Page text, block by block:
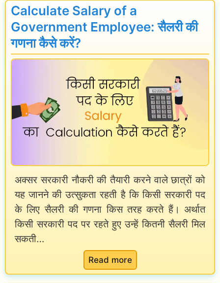
a
r
2
2
5
वे
न
,
भ
त्ते
,
फा
इ
S
C
G
E
x
m
a
t
t
e
r
i
n
Calculate Salary of a
Government Employee: सैलरी की
गणना कैसे करें?
अक्सर सरकारी नौकरी की तैयारी करने वाले छात्रों को
यह जानने की उत्सुकता रहती है कि किसी सरकारी पद
के लिए सैलरी की गणना किस तरह करते हैं। अर्थात
किसी सरकारी पद पर रहते हुए उन्हें कितनी सैलरी मिल
सकती…
Read more:
C